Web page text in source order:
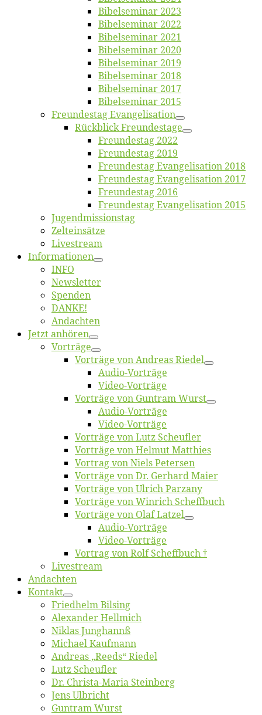
Bi­bel­se­mi­nar 2023
Bi­bel­se­mi­nar 2022
Bi­bel­se­mi­nar 2021
Bi­bel­se­mi­nar 2020
Bi­bel­se­mi­nar 2019
Bi­bel­se­mi­nar 2018
Bibelsemi­nar 2017
Bibelsemi­nar 2015
Freun­des­tag Evangelisation
Rück­blick Freundestage
Freun­des­tag 2022
Freun­des­tag 2019
Freun­des­tag Evan­ge­li­sa­ti­on 2018
Freun­des­tag Evan­ge­li­sa­ti­on 2017
Freun­des­tag 2016
Freun­des­tag Evan­ge­li­sa­ti­on 2015
Jugend­mis­sions­tag
Zelt­ein­sät­ze
Live­stream
Informatio­nen
INFO
News­let­ter
Spen­den
DANKE!
An­dach­ten
Jetzt an­hö­ren
Vor­trä­ge
Vor­trä­ge von An­dre­as Riedel
Au­dio-Vor­trä­ge
Vi­deo-Vor­trä­ge
Vor­trä­ge von Gun­tram Wurst
Au­dio-Vor­trä­ge
Vi­deo-Vor­trä­ge
Vor­trä­ge von Lutz Scheufler
Vor­trä­ge von Hel­mut Matthies
Vor­trag von Niels Petersen
Vor­trä­ge von Dr. Ger­hard Maier
Vor­trä­ge von Ul­rich Parzany
Vor­trä­ge von Win­rich Scheffbuch
Vor­trä­ge von Olaf Latzel
Au­dio-Vor­trä­ge
Vi­deo-Vor­trä­ge
Vor­trag von Rolf Scheffbuch †
Live­stream
An­dach­ten
Kon­takt
Fried­helm Bilsing
Alex­an­der Hellmich
Ni­klas Junghannß
Mi­cha­el Kaufmann
An­dre­as „Reeds“ Riedel
Lutz Scheuf­ler
Dr. Chris­­ta-Ma­ria Steinberg
Jens Ulb­richt
Gun­tram Wurst